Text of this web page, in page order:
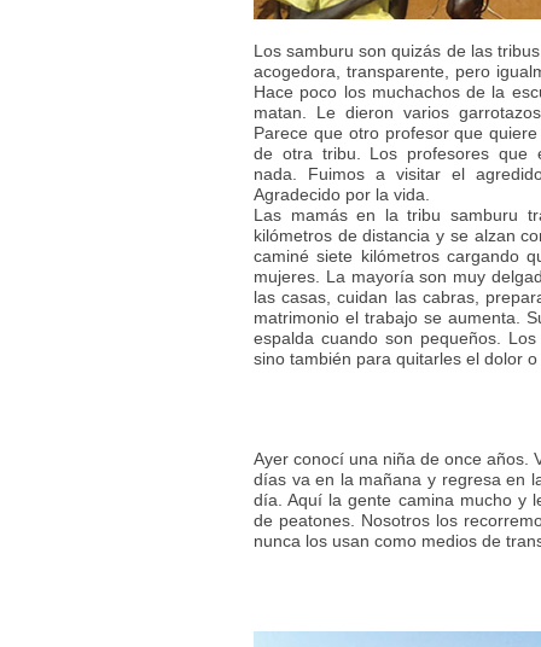
Los samburu son quizás de las
acogedora, transparente, pero
Hace poco los muchachos de la
matan. Le dieron varios
Parece que otro profesor que
de otra tribu. Los profesores que
nada. Fuimos a visitar el
Agradecido por la vida.
Las mamás en la tribu samburu
kilómetros de distancia y se alzan
caminé siete kilómetros cargando
mujeres. La mayoría son muy
las casas, cuidan las cabras,
matrimonio el trabajo se aumenta.
espalda cuando son pequeños.
sino también para quitarles el dolor
Ayer conocí una niña de once años.
días va en la mañana y regresa en
día. Aquí la gente camina mucho y
de peatones. Nosotros los
nunca los usan como medios de